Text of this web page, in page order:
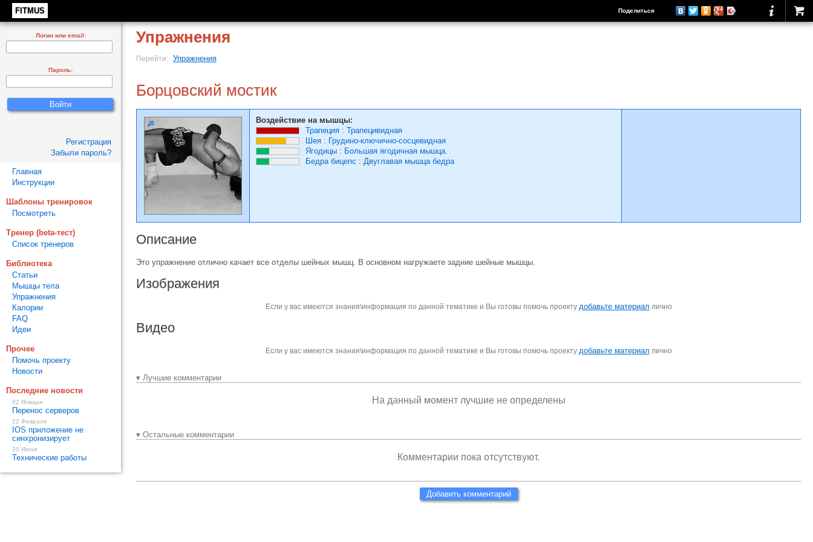
FITMUS Поделиться
Упражнения
Перейти: Упражнения
Борцовский мостик
Воздействие на мышцы:
Трапеция : Трапецивидная
Шея : Грудино-ключично-сосцевидная
Ягодицы : Большая ягодичная мышца.
Бедра бицепс : Двуглавая мышца бедра
Описание
Это упражнение отлично качает все отделы шейных мышц. В основном нагружаете задние шейные мышцы.
Изображения
Если у вас имеются знания\информация по данной тематике и Вы готовы помочь проекту добавьте материал лично
Видео
Если у вас имеются знания\информация по данной тематике и Вы готовы помочь проекту добавьте материал лично
▾ Лучшие комментарии
На данный момент лучшие не определены
▾ Остальные комментарии
Комментарии пока отсутствуют.
Добавить комментарий
Логин или email:
Пароль:
Регистрация
Забыли пароль?
Главная
Инструкции
Шаблоны тренировок
Посмотреть
Тренер (beta-тест)
Список тренеров
Библиотека
Статьи
Мышцы тела
Упражнения
Калории
FAQ
Идеи
Прочее
Помочь проекту
Новости
Последние новости
02 Января
Перенос серверов
22 Февраля
IOS приложение не
синхронизирует
20 Июня
Технические работы